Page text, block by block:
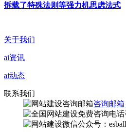
拆载了特殊法则等强力机思虑法式
关于我们
ai资讯
ai动态
联系我们
咨询邮箱
微信公众号：